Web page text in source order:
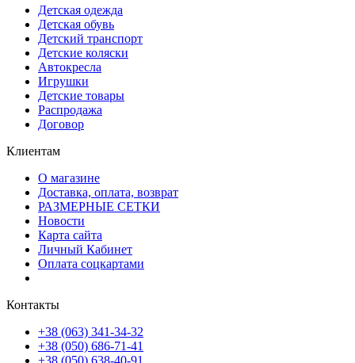
Детская одежда
Детская обувь
Детский транспорт
Детские коляски
Автокресла
Игрушки
Детские товары
Распродажа
Договор
Клиентам
О магазине
Доставка, оплата, возврат
РАЗМЕРНЫЕ СЕТКИ
Новости
Карта сайта
Личный Кабинет
Оплата соцкартами
Контакты
+38 (063) 341-34-32
+38 (050) 686-71-41
+38 (050) 638-40-91